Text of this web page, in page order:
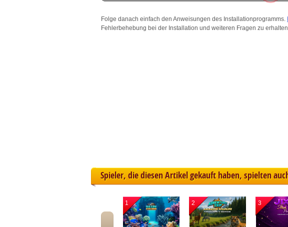
Folge danach einfach den Anweisungen des Installationprogramms.
Fehlerbehebung bei der Installation und weiteren Fragen zu
Spieler, die diesen Artikel gekauft haben, spielten
1 2 3